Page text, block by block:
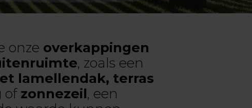
onze overkappingen
, zoals een
lamellendak, terras
ofzonnezeil, een